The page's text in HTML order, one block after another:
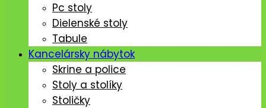
Pc stoly
Dielenské stoly
Tabule
Kancelársky nábytok
Skrine a police
Stoly a stolíky
Stoličky